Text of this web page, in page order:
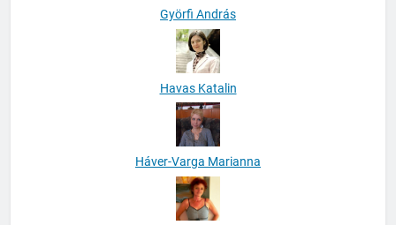
Györfi András
Havas Katalin
Háver-Varga Marianna